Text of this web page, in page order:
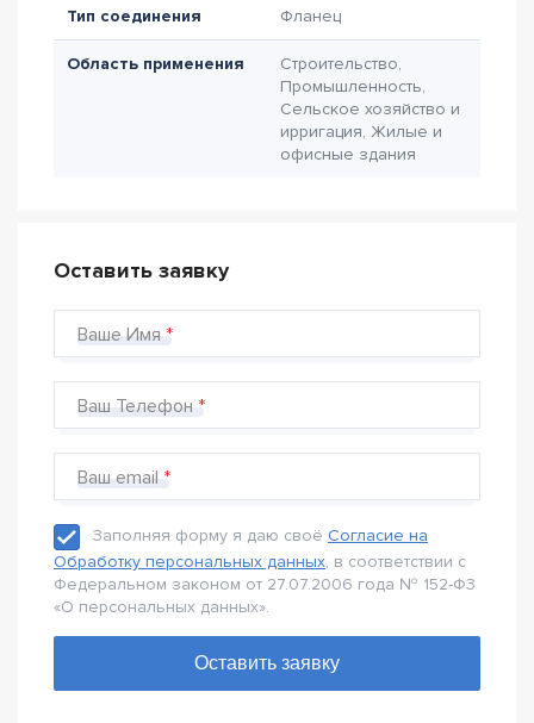
Тип соединения Фланец
Область применения
Строительство,
Промышленность,
Сельское хозяйство и
ирригация, Жилые и
офисные здания
Оставить заявку
Ваше Имя
Ваш Телефон
Ваш email
Заполняя форму я даю своё Согласие на
Обработку персональных данных, в соответствии с
Федеральном законом от 27.07.2006 года № 152-Ф3
«О персональных данных».